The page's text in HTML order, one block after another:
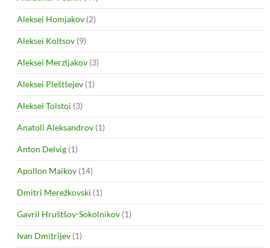
Aleksei Homjakov (2)
Aleksei Koltsov (9)
Aleksei Merzljakov (3)
Aleksei Pleštšejev (1)
Aleksei Tolstoi (3)
Anatoli Aleksandrov (1)
Anton Delvig (1)
Apollon Maikov (14)
Dmitri Merežkovski (1)
Gavril Hruštšov-Sokolnikov (1)
Ivan Dmitrijev (1)